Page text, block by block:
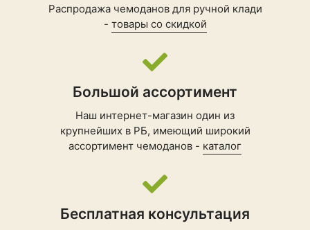
Распродажа чемоданов для ручной клади
- товары со скидкой
Большой ассортимент
Наш интернет-магазин один из
крупнейших в РБ, имеющий широкий
ассортимент чемоданов - каталог
Бесплатная консультация